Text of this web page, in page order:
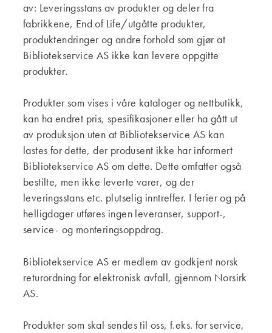
av: Leveringsstans av produkter og deler fra
fabrikkene, End of Life/utgåtte produkter,
produktendringer og andre forhold som gjør at
Bibliotekservice AS ikke kan levere oppgitte
produkter.
Produkter som vises i våre kataloger og nettbutikk,
kan ha endret pris, spesifikasjoner eller ha gått ut
av produksjon uten at Bibliotekservice AS kan
lastes for dette, der produsent ikke har informert
Bibliotekservice AS om dette. Dette omfatter også
bestilte, men ikke leverte varer, og der
leveringsstans etc. plutselig inntreffer. I ferier og på
helligdager utføres ingen leveranser, support-,
service- og monteringsoppdrag.
Bibliotekservice AS er medlem av godkjent norsk
returordning for elektronisk avfall, gjennom Norsirk
AS.
Produkter som skal sendes til oss, f.eks. for service,